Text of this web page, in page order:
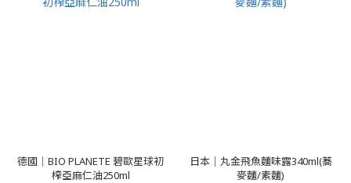
德國｜BIO PLANETE 碧歐星球初
榨亞麻仁油250ml
日本｜丸金飛魚麵味露340ml(蕎
麥麵/素麵)